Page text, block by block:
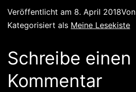
Veröffentlicht am 8. April 2018Von
Kategorisiert als Meine Lesekiste
Schreibe einen
Kommentar